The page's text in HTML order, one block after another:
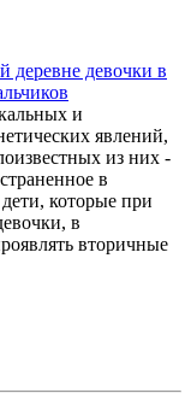
деревне девочки в
и
явлений,
из них -
в
которые при
в
вторичные